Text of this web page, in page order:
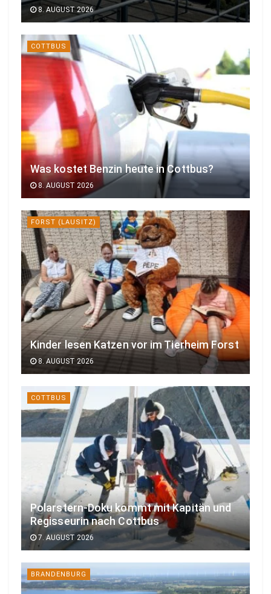
8. AUGUST 2026
COTTBUS
Was kostet Benzin heute in Cottbus?
8. AUGUST 2026
FORST (LAUSITZ)
Kinder lesen Katzen vor im Tierheim Forst
8. AUGUST 2026
COTTBUS
Polarstern-Doku kommt mit Kapitän und
Regisseurin nach Cottbus
7. AUGUST 2026
BRANDENBURG